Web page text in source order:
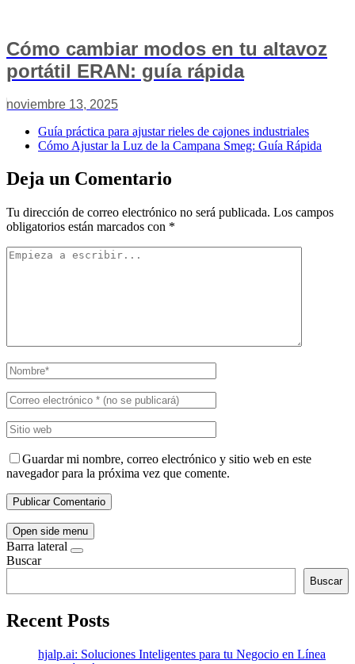
Cómo cambiar modos en tu altavoz
portátil ERAN: guía rápida
noviembre 13, 2025
Guía práctica para ajustar rieles de cajones industriales
Cómo Ajustar la Luz de la Campana Smeg: Guía Rápida
Deja un Comentario
Tu dirección de correo electrónico no será publicada. Los campos
obligatorios están marcados con *
Guardar mi nombre, correo electrónico y sitio web en este
navegador para la próxima vez que comente.
Open side menu
Barra lateral
Buscar
Buscar
Recent Posts
hjalp.ai: Soluciones Inteligentes para tu Negocio en Línea